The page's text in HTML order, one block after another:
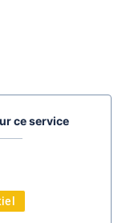
ce service